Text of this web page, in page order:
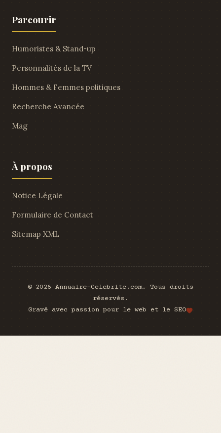
Parcourir
Humoristes & Stand-up
Personnalités de la TV
Hommes & Femmes politiques
Recherche Avancée
Mag
À propos
Notice Légale
Formulaire de Contact
Sitemap XML
© 2026 Annuaire-Celebrite.com. Tous droits
réservés.
Gravé avec passion pour le web et le SEO